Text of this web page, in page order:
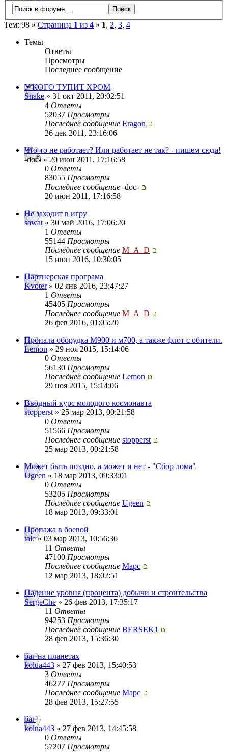
Тем: 98 » Страница 1 из 4 » 1, 2, 3, 4
Темы
Ответы
Просмотры
Последнее сообщение
У КОГО ТУПИТ ХРОМ
Snake » 31 окт 2011, 20:02:51
4 Ответы
52037 Просмотры
Последнее сообщение Eragon
26 дек 2011, 23:16:06
Что-то не работает? Или работает не так? - пишем сюда!
-doc- » 20 июн 2011, 17:16:58
0 Ответы
83055 Просмотры
Последнее сообщение -doc-
20 июн 2011, 17:16:58
Не заходит в игру
sawat » 30 май 2016, 17:06:20
1 Ответы
55144 Просмотры
Последнее сообщение M_A_D
15 июн 2016, 10:30:05
Партнерская програма
Kvoter» 02 янв 2016, 23:47:27
1 Ответы
45405 Просмотры
Последнее сообщение M_A_D
26 фев 2016, 01:05:20
Пропала оборудка М900 и м700, а также флот с обители.
Lemon » 29 ноя 2015, 15:14:06
0 Ответы
56130 Просмотры
Последнее сообщение Lemon
29 ноя 2015, 15:14:06
Вводный курс молодого космонавта
stopperst » 25 мар 2013, 00:21:58
0 Ответы
51566 Просмотры
Последнее сообщение stopperst
25 мар 2013, 00:21:58
Может быть поздно, а может и нет - "Сбор лома"
Ugeen » 18 мар 2013, 09:33:01
0 Ответы
53205 Просмотры
Последнее сообщение Ugeen
18 мар 2013, 09:33:01
Пропажа в боевой
tale» 03 мар 2013, 10:56:36
11 Ответы
47100 Просмотры
Последнее сообщение Mapc
12 мар 2013, 18:02:51
Падение уровня (процента) добычи и строительства
SergeChe » 26 фев 2013, 17:35:17
11 Ответы
94253 Просмотры
Последнее сообщение BERSEK1
28 фев 2013, 15:36:30
баг на планетах
kolua443 » 27 фев 2013, 15:40:53
3 Ответы
46277 Просмотры
Последнее сообщение Mapc
28 фев 2013, 15:27:55
баг
kolua443 » 27 фев 2013, 14:45:58
0 Ответы
57207 Просмотры